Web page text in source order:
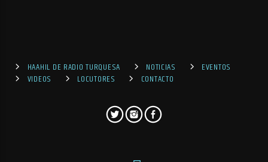
HAAHIL DE RADIO TURQUESA NOTICIAS
EVENTOS
VIDEOS
LOCUTORES CONTACTO